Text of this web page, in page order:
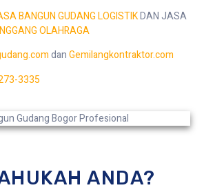
BANGUN GUDANG LOGISTIKDAN JASA
OLAHRAGA
danGemilangkontraktor.com
3335
ANDA?